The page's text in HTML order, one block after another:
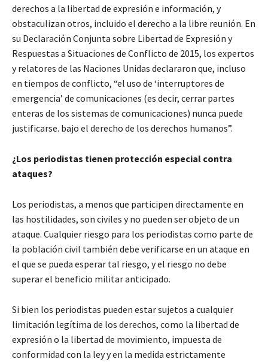
derechos a la libertad de expresión e información, y
obstaculizan otros, incluido el derecho a la libre reunión. En
su Declaración Conjunta sobre Libertad de Expresión y
Respuestas a Situaciones de Conflicto de 2015, los expertos
y relatores de las Naciones Unidas declararon que, incluso
en tiempos de conflicto, “el uso de ‘interruptores de
emergencia’ de comunicaciones (es decir, cerrar partes
enteras de los sistemas de comunicaciones) nunca puede
justificarse. bajo el derecho de los derechos humanos”.
¿Los periodistas tienen protección especial contra
ataques?
Los periodistas, a menos que participen directamente en
las hostilidades, son civiles y no pueden ser objeto de un
ataque. Cualquier riesgo para los periodistas como parte de
la población civil también debe verificarse en un ataque en
el que se pueda esperar tal riesgo, y el riesgo no debe
superar el beneficio militar anticipado.
Si bien los periodistas pueden estar sujetos a cualquier
limitación legítima de los derechos, como la libertad de
expresión o la libertad de movimiento, impuesta de
conformidad con la ley y en la medida estrictamente